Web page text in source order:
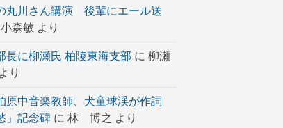
丸川さん講演 後輩にエール送
小森敏 より
長に柳瀬氏 柏陵東海支部 に 柳瀬
り
原中音楽教師、犬童球渓が作詞
」記念碑に 林 博之 より